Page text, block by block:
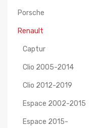
Porsche
Renault
Captur
Clio 2005-2014
Clio 2012-2019
Espace 2002-2015
Espace 2015-